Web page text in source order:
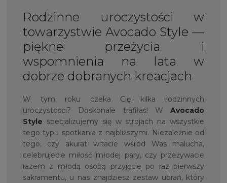
Rodzinne uroczystości w
towarzystwie Avocado Style —
piękne przeżycia i
wspomnienia na lata w
dobrze dobranych kreacjach
W tym roku czeka Cię kilka rodzinnych
uroczystości? Doskonale trafiłaś! WAvocado
Style specjalizujemy się w strojach na wszystkie
tego typu spotkania z najbliższymi. Niezależnie od
tego, czy akurat witacie wśród Was malucha,
celebrujecie miłość młodej pary, czy przeżywacie
razem z młodą osobą przyjęcie po raz pierwszy
sakramentu, u nas znajdziesz zestaw ubrań, który